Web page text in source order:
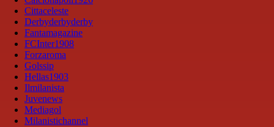
Cittaceleste
Derbyderbyderby
Fantamagazine
FCInter1908
Forzaroma
Golssip
Hellas1903
Ilmilanista
Juvenews
Mediagol
Milanistichannel